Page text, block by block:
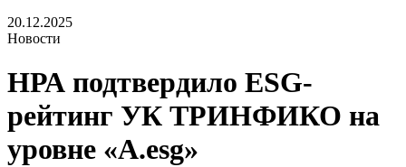
20.12.2025
Новости
НРА подтвердило ESG-
рейтинг УК ТРИНФИКО на
уровне «A.esg»